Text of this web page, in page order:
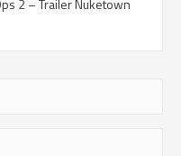
2 – Trailer Nuketown